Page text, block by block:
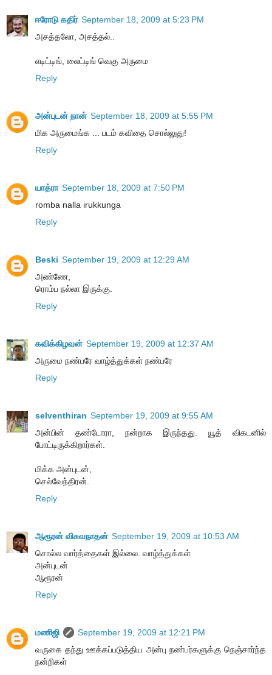
ஈரோடு கதிர் September 18, 2009 at 5:23 PM
அசத்தலோ, அசத்தல்..
எடிட்டிங், லைட்டிங் வெகு அருமை
Reply
அன்புடன் நான் September 18, 2009 at 5:55 PM
மிக அருமைங்க ... படம் கவிதை சொல்லுது!
Reply
யாத்ரா September 18, 2009 at 7:50 PM
romba nalla irukkunga
Reply
Beski September 19, 2009 at 12:29 AM
அண்ணே,
ரொம்ப நல்லா இருக்கு.
Reply
கவிக்கிழவன் September 19, 2009 at 12:37 AM
அருமை நண்பரே வாழ்த்துக்கள் நண்பரே
Reply
selventhiran September 19, 2009 at 9:55 AM
அன்பின் தண்டோரா, நன்றாக இருந்தது. யூத் விகடனில்
போட்டிருக்கிறார்கள்.
மிக்க அன்புடன்,
செல்வேந்திரன்.
Reply
ஆரூரன் விசுவநாதன் September 19, 2009 at 10:53 AM
சொல்ல வார்த்தைகள் இல்லை. வாழ்த்துக்கள்
அன்புடன்
ஆரூரன்
Reply
மணிஜி
September 19, 2009 at 12:21 PM
வருகை தந்து ஊக்கப்படுத்திய அன்பு நண்பர்களுக்கு நெஞ்சார்ந்த
நன்றிகள்